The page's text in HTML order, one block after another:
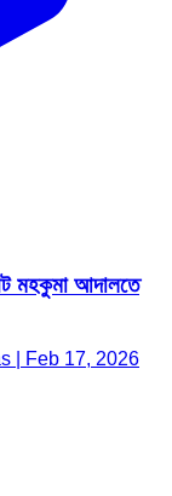
মহকুমা আদালতে
| Feb 17, 2026